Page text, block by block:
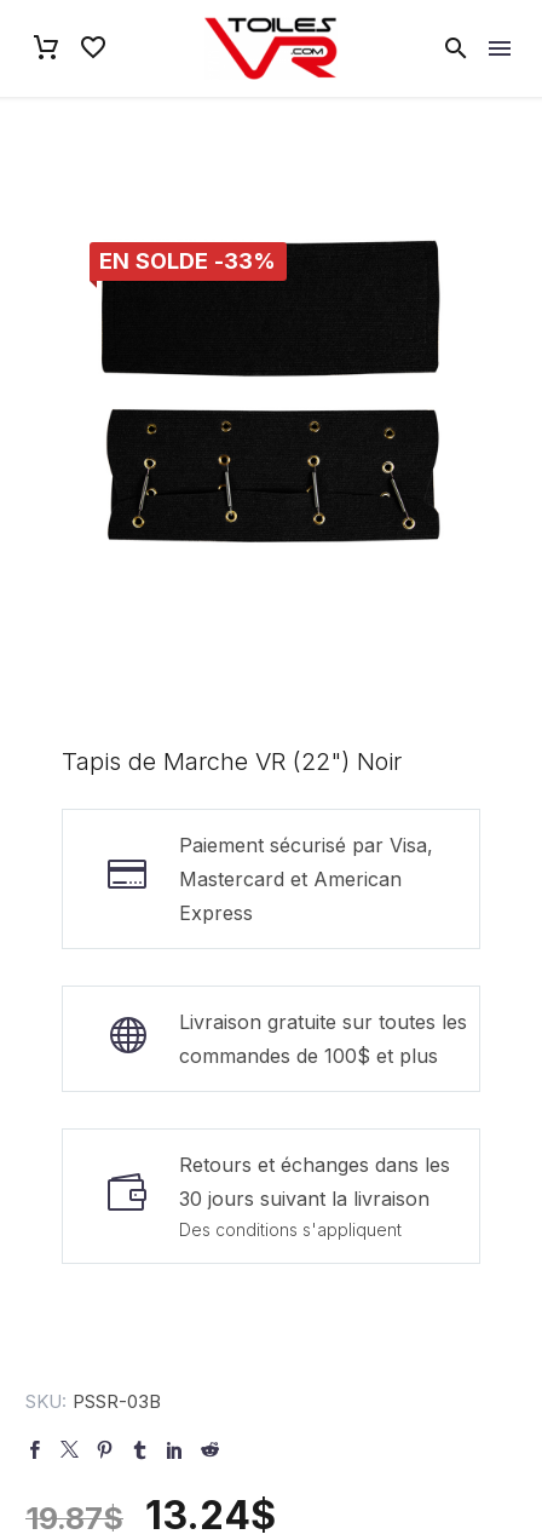
EN SOLDE -33%
Tapis de Marche VR (22") Noir
Paiement sécurisé par Visa,
Mastercard et American
Express
Livraison gratuite sur toutes les
commandes de 100$ et plus
Retours et échanges dans les
30 jours suivant la livraison
Des conditions s'appliquent
SKU: PSSR-03B
19.87$ 13.24$